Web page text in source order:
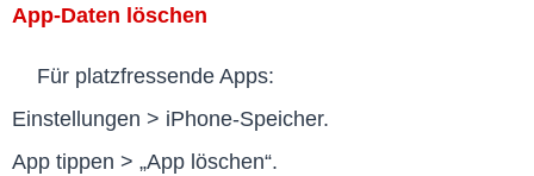
App-Daten löschen
Für platzfressende Apps:
Einstellungen > iPhone-Speicher.
App tippen > „App löschen“.